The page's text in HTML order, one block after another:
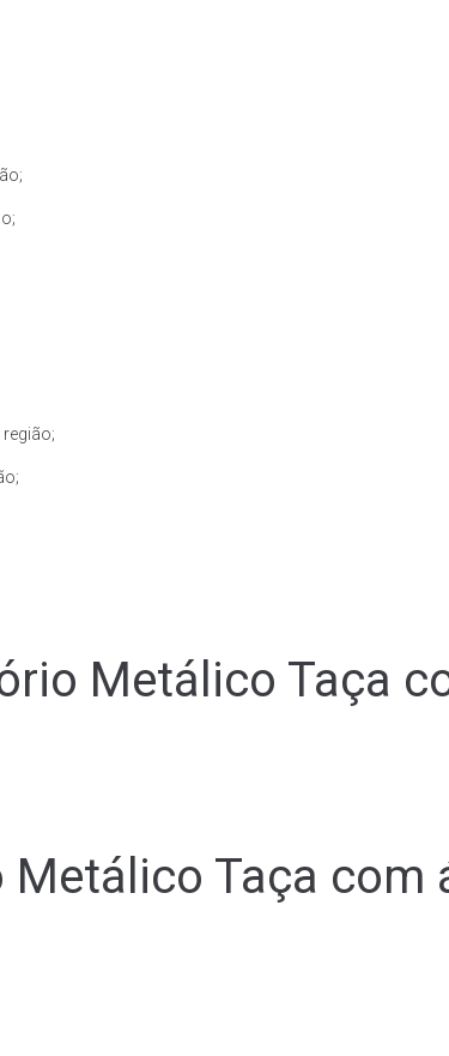
Metálico Taça
Taça com